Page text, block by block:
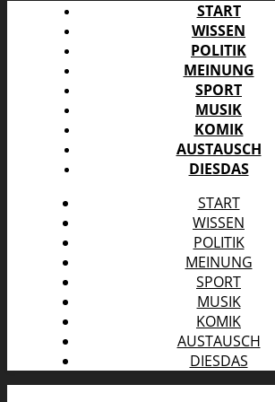
START
WISSEN
POLITIK
MEINUNG
SPORT
MUSIK
KOMIK
AUSTAUSCH
DIESDAS
START
WISSEN
POLITIK
MEINUNG
SPORT
MUSIK
KOMIK
AUSTAUSCH
DIESDAS